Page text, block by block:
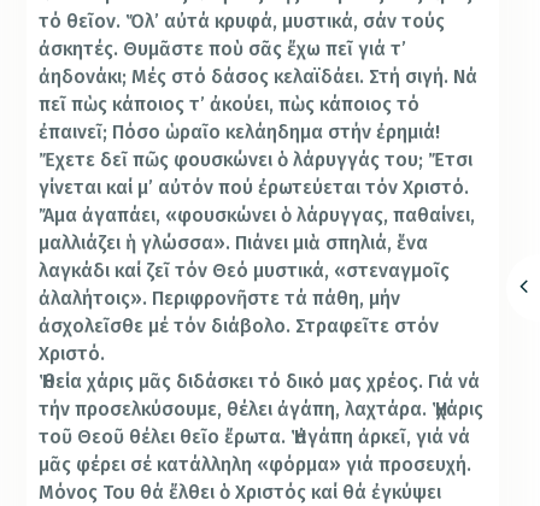
τό θεῖον. Ὅλ’ αὐτά κρυφά, μυστικά, σάν τούς
ἀσκητές. Θυμᾶστε ποὺ σᾶς ἔχω πεῖ γιά τ’
ἀηδονάκι; Μές στό δάσος κελαϊδάει. Στή σιγή. Νά
πεῖ πὼς κάποιος τ’ ἀκούει, πὼς κάποιος τό
ἐπαινεῖ; Πόσο ὡραῖο κελάηδημα στήν ἐρημιά!
Ἔχετε δεῖ πῶς φουσκώνει ὁ λάρυγγάς του; Ἔτσι
γίνεται καί μ’ αὐτόν πού ἐρωτεύεται τόν Χριστό.
Ἄμα ἀγαπάει, «φουσκώνει ὁ λάρυγγας, παθαίνει,
μαλλιάζει ἡ γλώσσα». Πιάνει μιὰ σπηλιά, ἕνα
λαγκάδι καί ζεῖ τόν Θεό μυστικά, «στεναγμοῖς
ἀλαλήτοις». Περιφρονῆστε τά πάθη, μήν
ἀσχολεῖσθε μέ τόν διάβολο. Στραφεῖτε στόν
Χριστό.
Ἡ θεία χάρις μᾶς διδάσκει τό δικό μας χρέος. Γιά νά
τήν προσελκύσουμε, θέλει ἀγάπη, λαχτάρα. Ἡ χάρις
τοῦ Θεοῦ θέλει θεῖο ἔρωτα. Ἡ ἀγάπη ἀρκεῖ, γιά νά
μᾶς φέρει σέ κατάλληλη «φόρμα» γιά προσευχή.
Μόνος Του θά ἔλθει ὁ Χριστός καί θά ἐγκύψει